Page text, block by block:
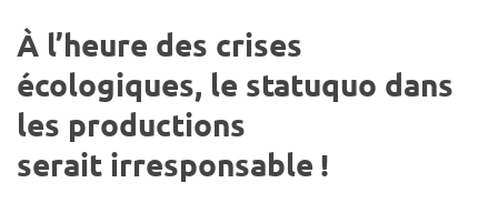
À l’heure des crises
écologiques, le statuquo dans
les productions
serait irresponsable !